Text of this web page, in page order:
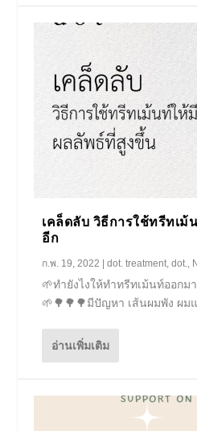
เคล็ดลับ วิธีการใช้ทรีทเ
อีก
ก.พ. 19, 2022 |dot. treatment ,dot.
🌱ทำยังไงให้ทำทรีทเม้นท์ออก
🌱🌳🌳🌳มีปัญหา เส้นผมพัง ผมแ
อ่านเพิ่มเติม